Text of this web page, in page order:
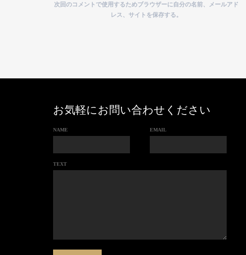
次回のコメントで使用するためブラウザーに自分の名前、メールアド
レス、サイトを保存する。
お気軽にお問い合わせください
NAME EMAIL
TEXT